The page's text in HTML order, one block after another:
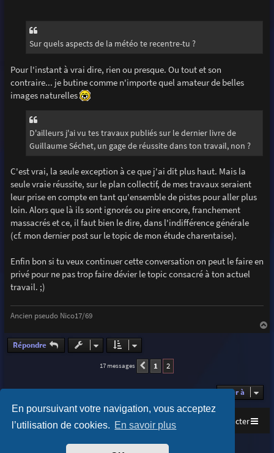
En poursuivant votre navigation, vous acceptez
l’utilisation de cookies. En savoir plus
Sur quels aspects de la météo te recentre-tu ?
Pour l'instant à vrai dire, rien ou presque. Ou tout et son
contraire... je butine comme n'importe quel amateur de belles
images naturelles
D'ailleurs j'ai vu tes travaux publiés sur le dernier livre de
Guillaume Séchet, un gage de réussite dans ton travail, non ?
C'est vrai, la seule exception à ce que j'ai dit plus haut. Mais la
seule vraie réussite, sur le plan collectif, de mes travaux seraient
leur prise en compte en tant qu'ensemble de pistes pour aller plus
loin. Alors que là ils sont ignorés ou pire encore, franchement
massacrés et ce, il faut bien le dire, dans l'indifférence générale
(cf. mon dernier post sur le topic de mon étude charentaise).
Enfin bon si tu veux continuer cette conversation on peut le faire en
privé pour ne pas trop faire dévier le topic consacré à ton actuel
travail. ;)
Ancien pseudo Nico17/69
a
Répondre
17 messages Précédente
1 2
Aller à
Accueil Index du forum Nous contacter
Purplexion style byIan Bradley